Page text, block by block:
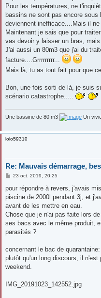
Pour les températures, ne
bassins ne sont pas encore
deviennent inefficace....Mais il
Maintenant je sais que pour
vas devoir y laisser un bras,
J'ai aussi un 80m3 que j'ai du
facture....Grrrrrrrrr...
Mais là, tu as tout fait pour que
Bon, une fois sorti de là, je suis
scénario catastrophe.....
Une bassine de 80 m3 Un
lolo59310
Re: Mauvais démarrage,
M
s
a
g
23 oct. 2019, 20:25
pour répondre à revers, j'avais
piscine de 2000l pendant 3j, et
avant de les mettre en eau.
Chose que je n'ai pas faite lors
ses bacs avec le même produit,
parasités ?
concernant le bac de quarantaine:
plutôt qu'un long discours, il
weekend.
IMG_20191023_142552.jpg